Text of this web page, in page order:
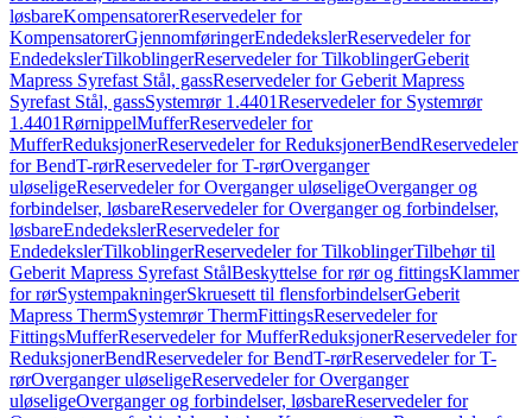
løsbareKompensatorerReservedeler for
KompensatorerGjennomføringerEndedekslerReservedeler for
EndedekslerTilkoblingerReservedeler for TilkoblingerGeberit
Mapress Syrefast Stål, gassReservedeler for Geberit Mapress
Syrefast Stål, gassSystemrør 1.4401Reservedeler for Systemrør
1.4401RørnippelMufferReservedeler for
MufferReduksjonerReservedeler for ReduksjonerBendReservedeler
for BendT-rørReservedeler for T-rørOverganger
uløseligeReservedeler for Overganger uløseligeOverganger og
forbindelser, løsbareReservedeler for Overganger og forbindelser,
løsbareEndedekslerReservedeler for
EndedekslerTilkoblingerReservedeler for TilkoblingerTilbehør til
Geberit Mapress Syrefast StålBeskyttelse for rør og fittingsKlammer
for rørSystempakningerSkruesett til flensforbindelserGeberit
Mapress ThermSystemrør ThermFittingsReservedeler for
FittingsMufferReservedeler for MufferReduksjonerReservedeler for
ReduksjonerBendReservedeler for BendT-rørReservedeler for T-
rørOverganger uløseligeReservedeler for Overganger
uløseligeOverganger og forbindelser, løsbareReservedeler for